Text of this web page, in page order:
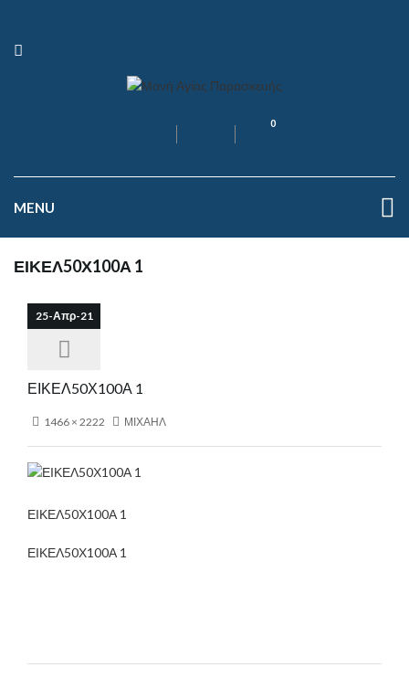
0
MENU
ΕΙΚΕΛ50Χ100Α 1
25-Απρ-21
ΕΙΚΕΛ50Χ100Α 1
1466 × 2222 ΜΙΧΑΗΛ
ΕΙΚΕΛ50Χ100Α 1
ΕΙΚΕΛ50Χ100Α 1